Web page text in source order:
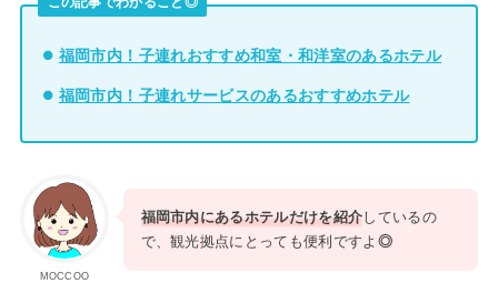
福岡市内！子連れおすすめ和室・和洋室のあるホテル
福岡市内！子連れサービスのあるおすすめホテル
MOCCOO
福岡市内にあるホテルだけを紹介 しているの
で、観光拠点にとっても便利ですよ ◎